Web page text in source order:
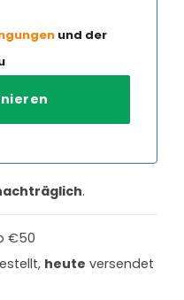
und der
.
€50
heute versendet